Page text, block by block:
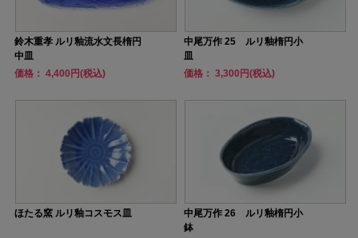
鈴木重孝 ルリ釉流水文長楕円
中皿
価格： 4,400円(税込)
中尾万作 25 ルリ釉楕円小
皿
価格： 3,300円(税込)
ほたる窯 ルリ釉コスモス皿
中尾万作 26 ルリ釉楕円小
鉢